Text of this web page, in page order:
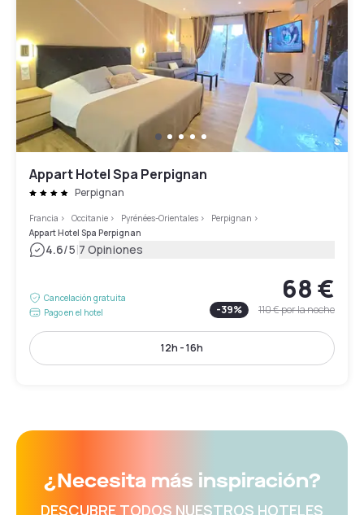
Appart Hotel Spa Perpignan
Perpignan
Francia > Occitanie > Pyrénées-Orientales > Perpignan >
Appart Hotel Spa Perpignan
4.6/5|7 Opiniones
Cancelación gratuita
Pago en el hotel
68 €
-39% 110 €por la noche
12h - 16h
¿Necesita más inspiración?
DESCUBRE TODOS NUESTROS HOTELES